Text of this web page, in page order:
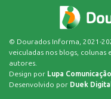
© Dourados Informa, 2021-
veiculadas nos blogs,
autores.
Design por Lupa Comunicação
Desenvolvido por Duek